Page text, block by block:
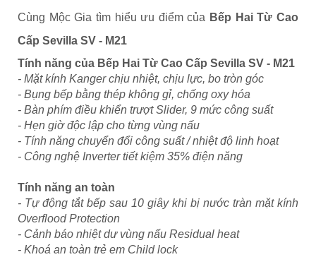
Cùng Mộc Gia tìm hiểu ưu điểm của Bếp Hai Từ Cao
Cấp Sevilla SV - M21
Tính năng của Bếp Hai Từ Cao Cấp Sevilla SV - M21
- Mặt kính Kanger chịu nhiệt, chịu lực, bo tròn góc
- Bụng bếp bằng thép không gỉ, chống oxy hóa
- Bàn phím điều khiển trượt Slider, 9 mức công suất
- Hẹn giờ độc lập cho từng vùng nấu
- Tính năng chuyển đổi công suất / nhiệt độ linh hoạt
- Công nghệ Inverter tiết kiệm 35% điện năng
Tính năng an toàn
- Tự động tắt bếp sau 10 giây khi bị nước tràn mặt kính
Overflood Protection
- Cảnh báo nhiệt dư vùng nấu Residual heat
- Khoá an toàn trẻ em Child lock